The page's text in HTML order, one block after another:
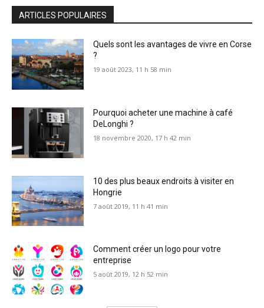
ARTICLES POPULAIRES
Quels sont les avantages de vivre en Corse
?
19 août 2023, 11 h 58 min
Pourquoi acheter une machine à café
DeLonghi ?
18 novembre 2020, 17 h 42 min
10 des plus beaux endroits à visiter en
Hongrie
7 août 2019, 11 h 41 min
Comment créer un logo pour votre
entreprise
5 août 2019, 12 h 52 min